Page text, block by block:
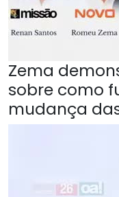
Zema
sobre como
mudança